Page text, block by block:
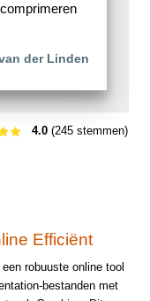
der Linden
4.0 (245 stemmen)
Efficiënt
robuuste online tool
bestanden met